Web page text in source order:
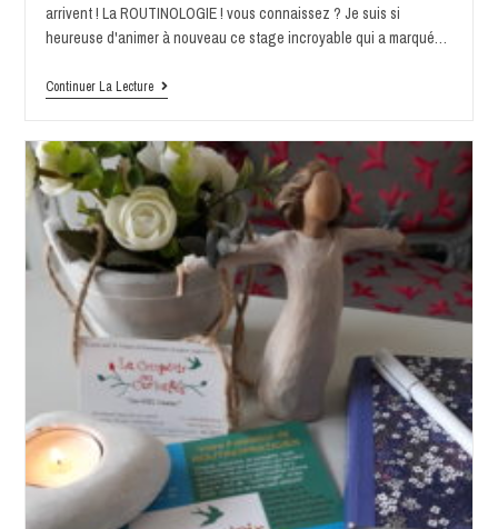
arrivent ! La ROUTINOLOGIE ! vous connaissez ? Je suis si
heureuse d'animer à nouveau ce stage incroyable qui a marqué…
Continuer La Lecture